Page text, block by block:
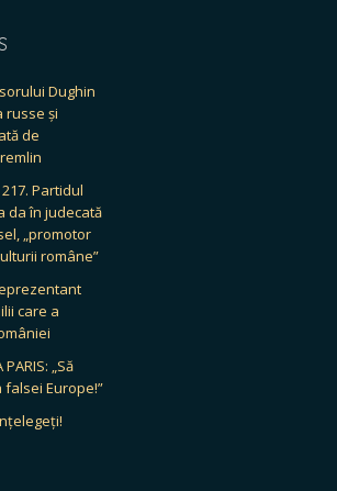
Dughin
russe și
de
217. Partidul
da în judecată
„promotor
române”
care a
PARIS: „Să
falsei Europe!”